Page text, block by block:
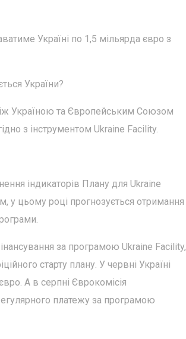
Україні по 1,5 мільярда євро з
України?
Україною та Європейським Союзом
з інструментом Ukraine Facility.
індикаторів Плану для Ukraine
у цьому році прогнозується отримання
за програмою Ukraine Facility,
старту плану. У червні Україні
А в серпні Єврокомісія
платежу за програмою